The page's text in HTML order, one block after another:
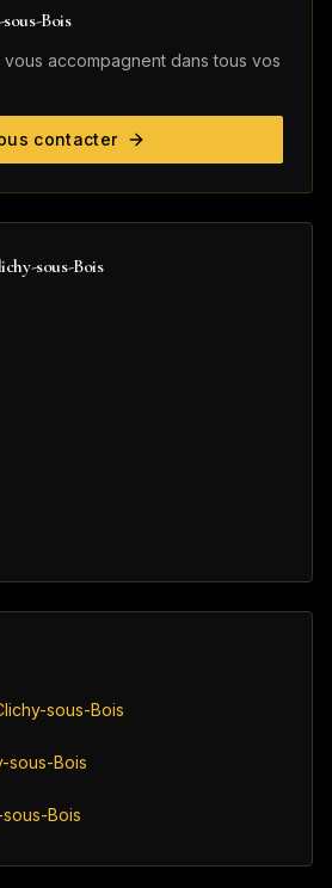
Bois
accompagnent dans tous vos
contacter
sous-Bois
sous-Bois
sous-Bois
Bois